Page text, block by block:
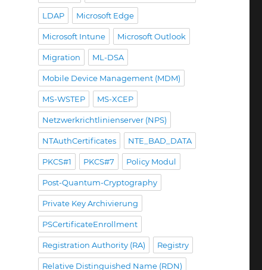
LDAP Microsoft Edge
Microsoft Intune Microsoft Outlook
Migration ML-DSA
Mobile Device Management (MDM)
MS-WSTEP MS-XCEP
Netzwerkrichtlinienserver (NPS)
NTAuthCertificates NTE_BAD_DATA
PKCS#1 PKCS#7 Policy Modul
Post-Quantum-Cryptography
Private Key Archivierung
PSCertificateEnrollment
Registration Authority (RA) Registry
Relative Distinguished Name (RDN)